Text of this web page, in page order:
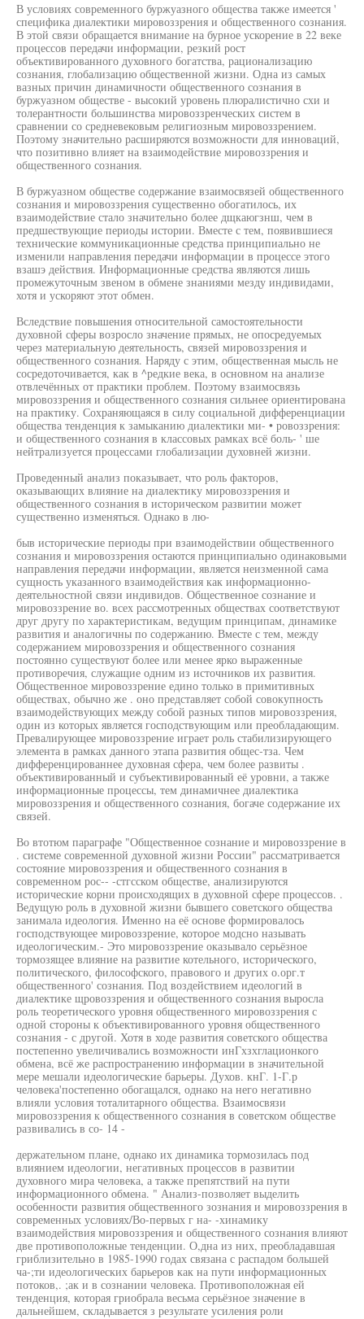
В условиях современного буржуазного общества также имеется '
специфика диалектики мировоззрения и общественного сознания.
В этой связи обращается внимание на бурное ускорение в 22 веке
процессов передачи информации, резкий рост
объективированного духовного богатства, рационализацию
сознания, глобализацию общественной жизни. Одна из самых
вазных причин динамичности общественного сознания в
буржуазном обществе - высокий уровень плюралистично схи и
толерантности большинства мировоззренческих систем в
сравнении со средневековым религиозным мировоззрением.
Поэтому значительно расширяются возможности для инноваций,
что позитивно влияет на взаимодействие мировоззрения и
общественного сознания.
В буржуазном обществе содержание взаимосвязей общественного
сознания и мировоззрения существенно обогатилось, их
взаимодействие стало значительно более дщкаюгзнш, чем в
предшествующие периоды истории. Вместе с тем, появившиеся
технические коммуникационные средства принципиально не
изменили направления передачи информации в процессе этого
взашэ действия. Информационные средства являются лишь
промежуточным звеном в обмене знаниями мезду индивидами,
хотя и ускоряют этот обмен.
Вследствие повышения относительной самостоятельности
духовной сферы возросло значение прямых, не опосредуемых
через материальную деятельность, связей мировоззрения и
общественного сознания. Наряду с этим, общественная мысль не
сосредоточивается, как в ^редкие века, в основном на анализе
отвлечённых от практики проблем. Поэтому взаимосвязь
мировоззрения и общественного сознания сильнее ориентирована
на практику. Сохраняющаяся в силу социальной дифференциации
общества тенденция к замыканию диалектики ми- • ровоззрения:
и общественного сознания в классовых рамках всё боль- ' ше
нейтрализуется процессами глобализации духовней жизни.
Проведенный анализ показывает, что роль факторов,
оказывающих влияние на диалектику мировоззрения и
общественного сознания в историческом развитии может
существенно изменяться. Однако в лю-
быв исторические периоды при взаимодействии общественного
сознания и мировоззрения остаются принципиально одинаковыми
направления передачи информации, является неизменной сама
сущность указанного взаимодействия как информационно-
деятельностной связи индивидов. Общественное сознание и
мировоззрение во. всех рассмотренных обществах соответствуют
друг другу по характеристикам, ведущим принципам, динамике
развития и аналогичны по содержанию. Вместе с тем, между
содержанием мировоззрения и общественного сознания
постоянно существуют более или менее ярко выраженные
противоречия, служащие одним из источников их развития.
Общественное мировоззрение едино только в примитивных
обществах, обычно же . оно представляет собой совокупность
взаимодействующих между собой разных типов мировоззрения,
один из которых является господствующим или преобладающим.
Превалирующее мировоззрение играет роль стабилизирующего
элемента в рамках данного этапа развития общес-тза. Чем
дифференцированнее духовная сфера, чем более развиты .
объективированный и субъективированный её уровни, а также
информационные процессы, тем динамичнее диалектика
мировоззрения и общественного сознания, богаче содержание их
связей.
Во втотюм параграфе "Общественное сознание и мировоззрение в
. системе современной духовной жизни России" рассматривается
состояние мировоззрения и общественного сознания в
современном рос-- -стгсском обществе, анализируются
исторические корни происходящих в духовной сфере процессов. .
Ведущую роль в духовной жизни бывшего советского общества
занимала идеология. Именно на её основе формировалось
господствующее мировоззрение, которое модсно называть
идеологическим.- Это мировоззрение оказывало серьёзное
тормозящее влияние на развитие котельного, исторического,
политического, философского, правового и других о.орг.т
общественного' сознания. Под воздействием идеологий в
диалектике щровоззрения и общественного сознания выросла
роль теоретического уровня общественного мировоззрения с
одной стороны к объективированного уровня общественного
сознания - с другой. Хотя в ходе развития советского общества
постепенно увеличивались возможности инГхзхглационкого
обмена, всё же распространению информации в значительной
мере мешали идеологические барьеры. Духов. кнГ. 1-Г.р
человека'постепенно обогащался, однако на него негативно
влияли условия тоталитарного общества. Взаимосвязи
мировоззрения к общественного сознания в советском обществе
развивались в со- 14 -
держательном плане, однако их динамика тормозилась под
влиянием идеологии, негативных процессов в развитии
духовного мира человека, а также препятствий на пути
информационного обмена. " Анализ-позволяет выделить
особенности развития общественного зознания и мировоззрения в
современных условиях/Во-первых г на- -хинамику
взаимодействия мировоззрения и общественного сознания влияют
две противоположные тенденции. О,дна из них, преобладавшая
гриблизительно в 1985-1990 годах связана с распадом большей
ча-;ти идеологических барьеров как на пути информационных
потоков,. ;ак и в сознании человека. Противоположная ей
тенденция, которая гриобрала весьма серьёзное значение в
дальнейшем, складывается з результате усиления роли